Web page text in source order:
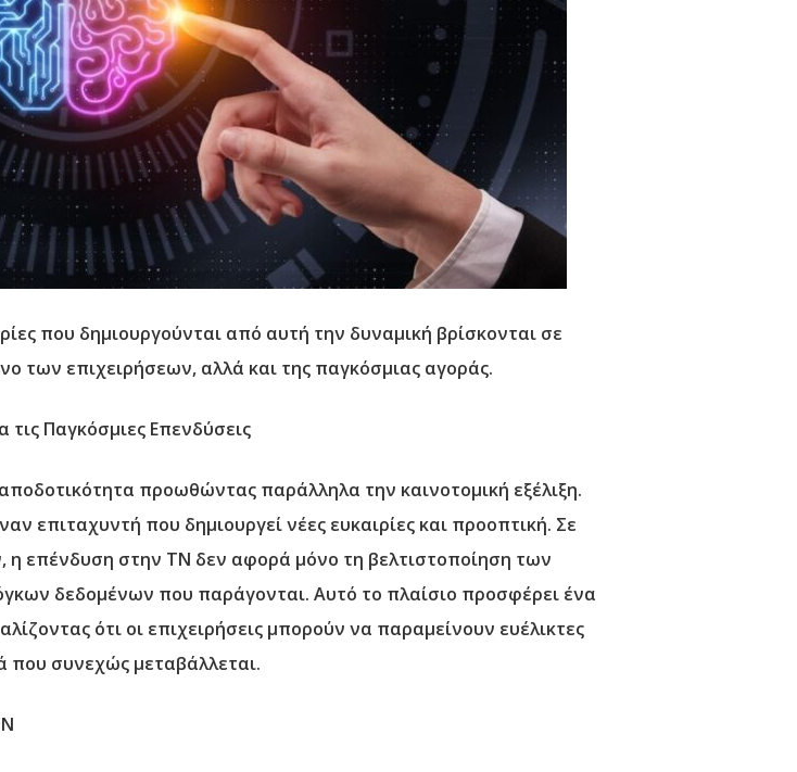
που δημιουργούνται από αυτή την δυναμική βρίσκονται σε
των επιχειρήσεων, αλλά και της παγκόσμιας αγοράς.
Παγκόσμιες Επενδύσεις
προωθώντας παράλληλα την καινοτομική εξέλιξη.
επιταχυντή που δημιουργεί νέες ευκαιρίες και προοπτική. Σε
η επένδυση στην ΤΝ δεν αφορά μόνο τη βελτιστοποίηση των
δεδομένων που παράγονται. Αυτό το πλαίσιο προσφέρει ένα
ότι οι επιχειρήσεις μπορούν να παραμείνουν ευέλικτες
που συνεχώς μεταβάλλεται.